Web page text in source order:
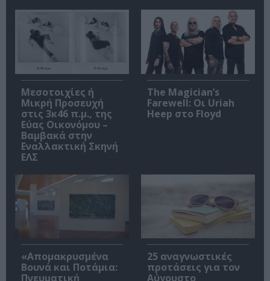
Μεσοτοιχίες ή
Μικρή Προσευχή
στις 3κ46 π.μ., της
Εύας Οικονόμου –
Βαμβακά στην
Εναλλακτική Σκηνή
ΕΛΣ
The Magician’s
Farewell: Οι Uriah
Heep στο Floyd
«Απομακρυσμένα
Βουνά και Ποτάμια:
Πνευματική
25 αναγνωστικές
προτάσεις για τον
Αύγουστο